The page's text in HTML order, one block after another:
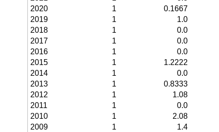
2020
1
0.1667
2019
1
1.0
2018
1
0.0
2017
1
0.0
2016
1
0.0
2015
1
1.2222
2014
1
0.0
2013
1
0.8333
2012
1
1.08
2011
1
0.0
2010
1
2.08
2009
1
1.4